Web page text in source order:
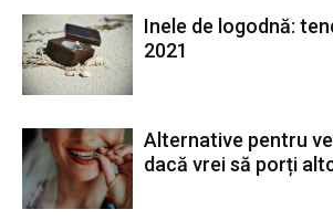
Inele de logodnă:
2021
Alternative pentru
dacă vrei să porți